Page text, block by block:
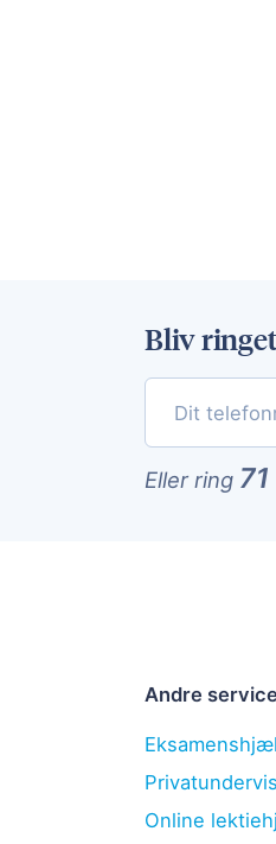
Bliv
Eller ring
Andre
Online